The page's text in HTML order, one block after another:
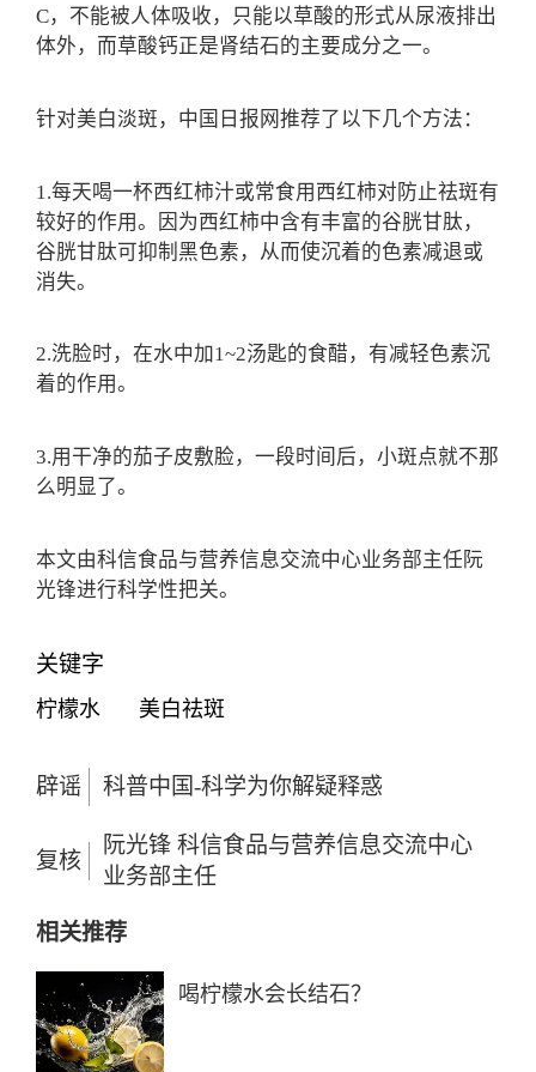
C，不能被人体吸收，只能以草酸的形式从尿液排出
体外，而草酸钙正是肾结石的主要成分之一。
针对美白淡斑，中国日报网推荐了以下几个方法：
1.每天喝一杯西红柿汁或常食用西红柿对防止祛斑有
较好的作用。因为西红柿中含有丰富的谷胱甘肽，
谷胱甘肽可抑制黑色素，从而使沉着的色素减退或
消失。
2.洗脸时，在水中加1~2汤匙的食醋，有减轻色素沉
着的作用。
3.用干净的茄子皮敷脸，一段时间后，小斑点就不那
么明显了。
本文由科信食品与营养信息交流中心业务部主任阮
光锋进行科学性把关。
关键字
柠檬水 美白祛斑
辟谣 科普中国-科学为你解疑释惑
复核
阮光锋 科信食品与营养信息交流中心
业务部主任
相关推荐
喝柠檬水会长结石？